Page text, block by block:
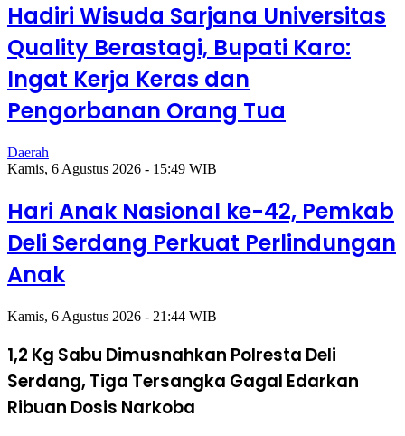
Hadiri Wisuda Sarjana Universitas
Quality Berastagi, Bupati Karo:
Ingat Kerja Keras dan
Pengorbanan Orang Tua
Daerah
Kamis, 6 Agustus 2026 - 15:49 WIB
Hari Anak Nasional ke-42, Pemkab
Deli Serdang Perkuat Perlindungan
Anak
Kamis, 6 Agustus 2026 - 21:44 WIB
1,2 Kg Sabu Dimusnahkan Polresta Deli
Serdang, Tiga Tersangka Gagal Edarkan
Ribuan Dosis Narkoba